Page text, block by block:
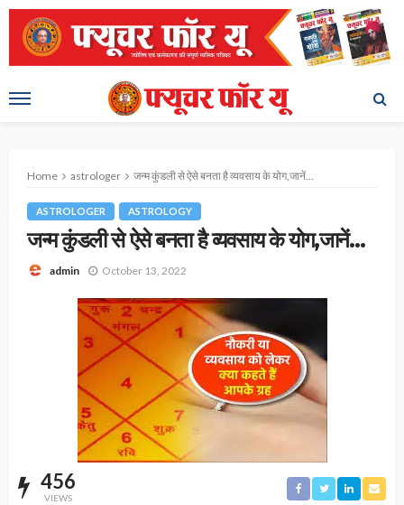
Home astrologer जन्म कुंडली से ऐसे बनता है व्यवसाय के योग,जानें…
ASTROLOGER ASTROLOGY
जन्म कुंडली से ऐसे बनता है व्यवसाय के योग,जानें…
admin October 13, 2022
456
VIEWS